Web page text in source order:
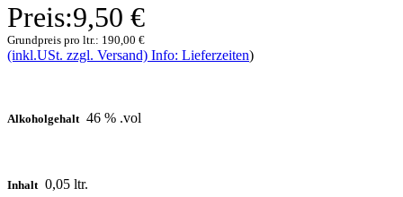
Preis:9,50 €
Grundpreis pro ltr.: 190,00 €
(inkl.USt. zzgl. Versand) Info: Lieferzeiten)
Alkoholgehalt 46 % .vol
Inhalt 0,05 ltr.